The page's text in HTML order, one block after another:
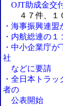
OJT助成金交
４７件、１
・海事振興連
・内航総連の
・中小企業庁
社
などに要請
・全日本トラ
者の
公表開始